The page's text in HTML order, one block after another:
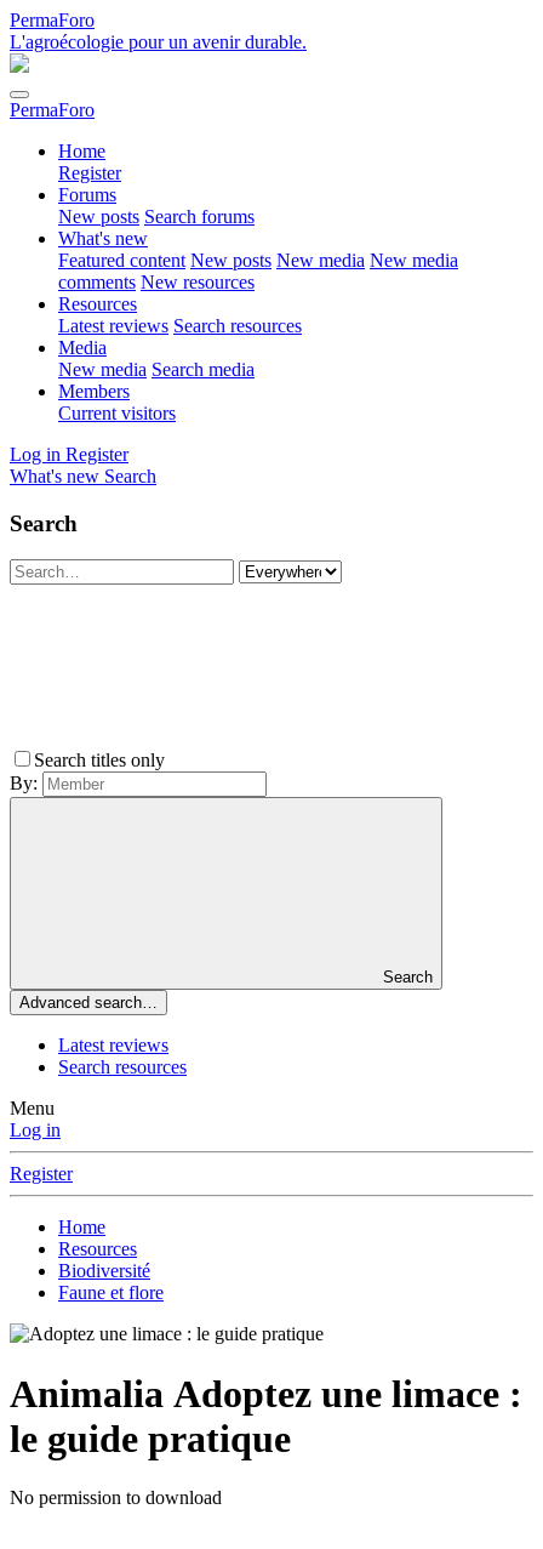
PermaForo
L'agroécologie pour un avenir durable.
PermaForo
Home
Register
Forums
New posts Search forums
What's new
Featured content New posts New media New media
comments New resources
Resources
Latest reviews Search resources
Media
New media Search media
Members
Current visitors
Log in Register
What's new Search
Search
Search titles only
By:
Search
Advanced search…
Latest reviews
Search resources
Menu
Log in
Register
Home
Resources
Biodiversité
Faune et flore
Animalia Adoptez une limace :
le guide pratique
No permission to download